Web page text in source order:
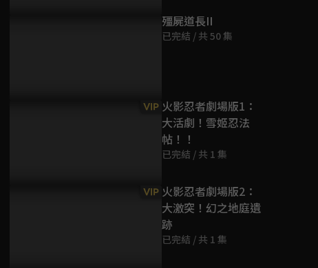
殭屍道長II
已完結 / 共 50 集
VIP 火影忍者劇場版1：
大活劇！雪姬忍法
帖！！
已完結 / 共 1 集
VIP 火影忍者劇場版2：
大激突！幻之地庭遺
跡
已完結 / 共 1 集